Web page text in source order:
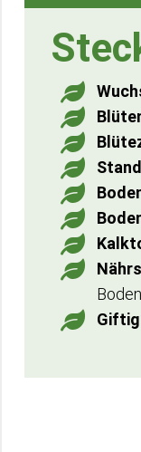
Boden